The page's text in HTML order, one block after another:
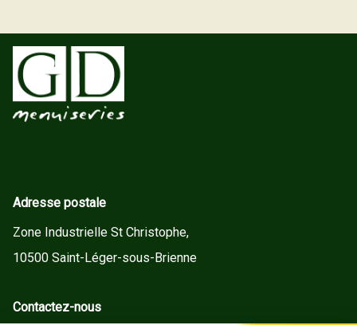
Adresse postale
Zone Industrielle St Christophe,
10500 Saint-Léger-sous-Brienne
Contactez-nous